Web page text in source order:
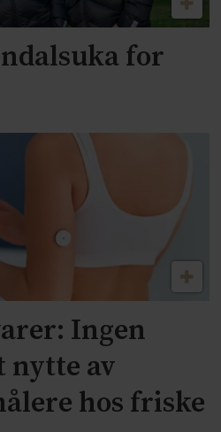
for
Ingen
nytte av
hos friske